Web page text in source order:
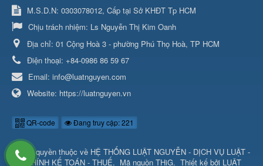
M.S.D.N: 0303078012, Cấp tại Sở KHĐT Tp HCM
Chịu trách nhiệm: Ls Nguyễn Thị Kim Oanh
Địa chỉ: 01 Cộng Hoà 3 - phường Phú Thọ Hoà, TP HCM
Điện thoại: +84-0986 86 59 67
Email: info@luatnguyen.com
Website: https://luatnguyen.vn
QR-code Đang truy cập: 221
© Bản quyền thuộc về HỆ THỐNG LUẬT NGUYỄN - DỊCH VỤ LUẬT -
TÀI CHÍNH KẾ TOÁN - THUẾ. Mã nguồn THiG. Thiết kế bởi LUẬT